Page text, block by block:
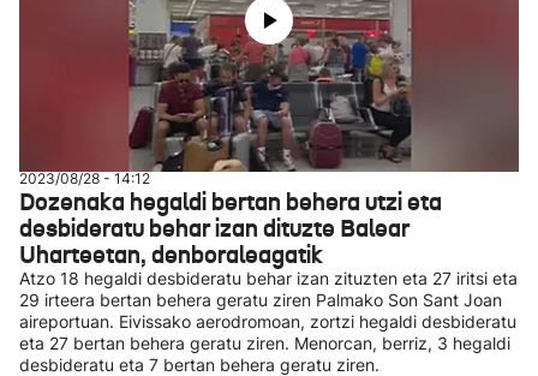
2023/08/28 - 14:12
Dozenaka hegaldi bertan behera utzi eta
desbideratu behar izan dituzte Balear
Uharteetan, denboraleagatik
Atzo 18 hegaldi desbideratu behar izan zituzten eta 27 iritsi eta
29 irteera bertan behera geratu ziren Palmako Son Sant Joan
aireportuan. Eivissako aerodromoan, zortzi hegaldi desbideratu
eta 27 bertan behera geratu ziren. Menorcan, berriz, 3 hegaldi
desbideratu eta 7 bertan behera geratu ziren.